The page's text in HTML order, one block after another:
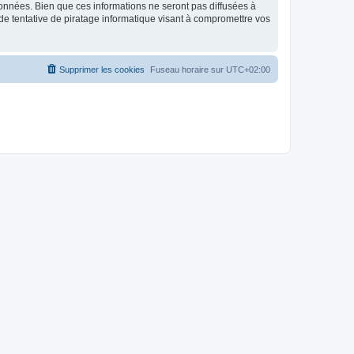
Bien que ces informations ne seront pas diffusées à
tentative de piratage informatique visant à compromettre vos
Fuseau horaire sur UTC+02:00
Supprimer les cookies